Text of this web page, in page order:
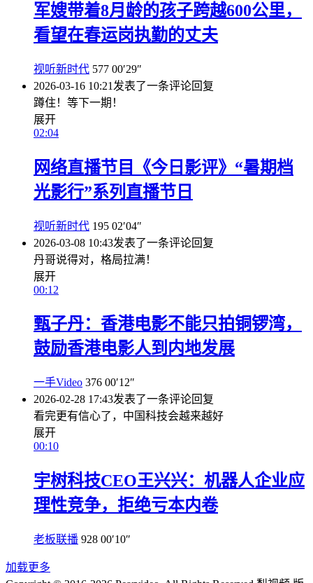
军嫂带着8月龄的孩子跨越600公里，
看望在春运岗执勤的丈夫
视听新时代 577 00′29″
2026-03-16 10:21 发表了一条评论回复
蹲住！等下一期！
展开
02:04
网络直播节目《今日影评》“暑期档
光影行”系列直播节日
视听新时代 195 02′04″
2026-03-08 10:43发表了一条评论回复
丹哥说得对，格局拉满！
展开
00:12
甄子丹：香港电影不能只拍铜锣湾，
鼓励香港电影人到内地发展
一手Video 376 00′12″
2026-02-28 17:43发表了一条评论回复
看完更有信心了，中国科技会越来越好
展开
00:10
宇树科技CEO王兴兴：机器人企业应
理性竞争，拒绝亏本内卷
老板联播 928 00′10″
加载更多